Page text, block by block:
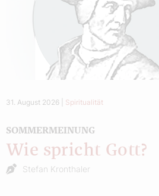
31. August 2026 Spiritualität
SOMMERMEINUNG
Wie spricht Gott?
Stefan Kronthaler